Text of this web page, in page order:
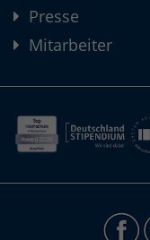
Presse
Mitarbeiter